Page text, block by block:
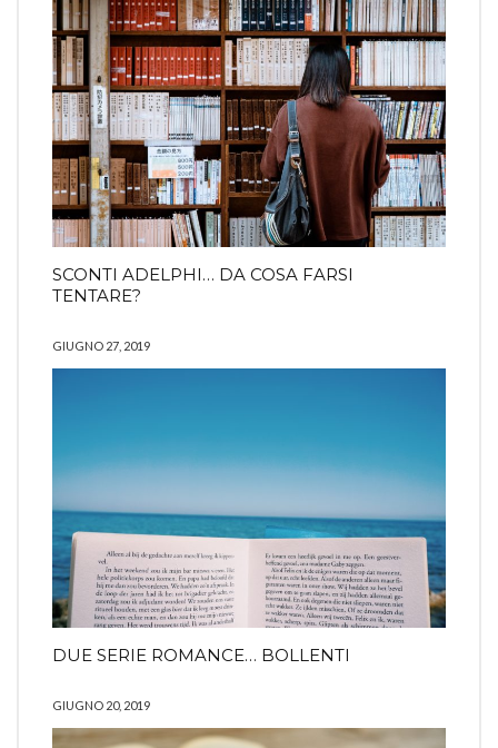
SCONTI ADELPHI… DA COSA FARSI
TENTARE?
GIUGNO 27, 2019
DUE SERIE ROMANCE… BOLLENTI
GIUGNO 20, 2019